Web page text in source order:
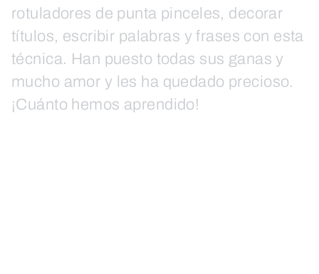
rotuladores de punta pinceles, decorar
títulos, escribir palabras y frases con esta
técnica. Han puesto todas sus ganas y
mucho amor y les ha quedado precioso.
¡Cuánto hemos aprendido!